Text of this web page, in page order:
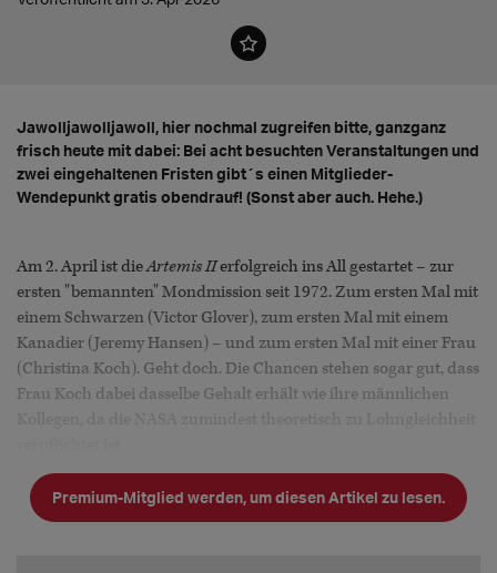
Jawolljawolljawoll, hier nochmal zugreifen bitte, ganzganz
frisch heute mit dabei: Bei acht besuchten Veranstaltungen und
zwei eingehaltenen Fristen gibt´s einen Mitglieder-
Wendepunkt gratis obendrauf! (Sonst aber auch. Hehe.)
Am 2. April ist dieArtemis IIerfolgreich ins All gestartet – zur
ersten "bemannten" Mondmission seit 1972. Zum ersten Mal mit
einem Schwarzen (Victor Glover), zum ersten Mal mit einem
Kanadier (Jeremy Hansen) – und zum ersten Mal mit einer Frau
(Christina Koch). Geht doch. Die Chancen stehen sogar gut, dass
Frau Koch dabei dasselbe Gehalt erhält wie ihre männlichen
Schlechter sieht es in den Freien Künsten aus. Da war just
am
1. April Equal P
Premium-Mitglied werden, um diesen Artikel zu lesen.